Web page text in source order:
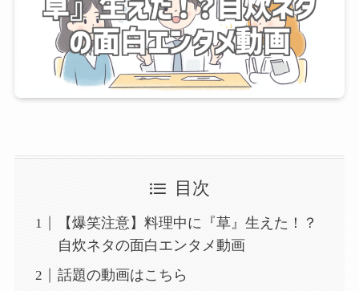
目次
【爆笑注意】料理中に『草』生えた！？
自炊ネタの面白エンタメ動画
話題の動画はこちら